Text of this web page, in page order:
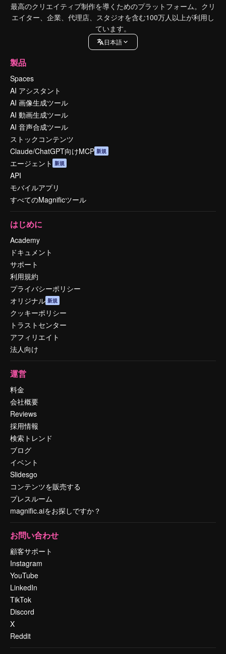
最高のクリエイティブ制作を導くためのプラットフォーム。クリ
エイター、企業、代理店、スタジオを含む100万人以上が利用し
ています。
日本語
製品
Spaces
AI アシスタント
AI 画像生成ツール
AI 動画生成ツール
AI 音声合成ツール
ストックコンテンツ
Claude/ChatGPT向けMCP 新規
エージェント 新規
API
モバイルアプリ
すべてのMagnificツール
はじめに
Academy
ドキュメント
サポート
利用規約
プライバシーポリシー
オリジナル 新規
クッキーポリシー
トラストセンター
アフィリエイト
法人向け
運営
料金
会社概要
Reviews
採用情報
検索トレンド
ブログ
イベント
Slidesgo
コンテンツを販売する
プレスルーム
magnific.aiをお探しですか？
お問い合わせ
顧客サポート
Instagram
YouTube
LinkedIn
TikTok
Discord
X
Reddit